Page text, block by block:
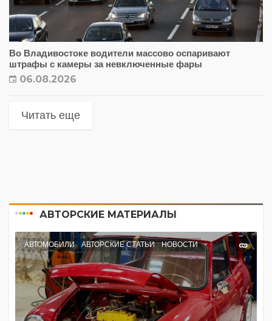
Во Владивостоке водители массово оспаривают
штрафы с камеры за невключенные фары
06.08.2026
Читать еще
АВТОРСКИЕ МАТЕРИАЛЫ
АВТОМОБИЛИ АВТОРСКИЕ СТАТЬИ НОВОСТИ